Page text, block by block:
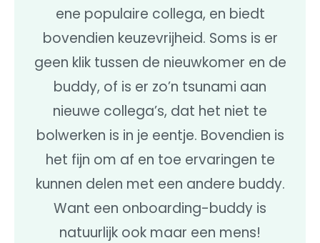
ene populaire collega, en biedt
bovendien keuzevrijheid. Soms is er
geen klik tussen de nieuwkomer en de
buddy, of is er zo’n tsunami aan
nieuwe collega’s, dat het niet te
bolwerken is in je eentje. Bovendien is
het fijn om af en toe ervaringen te
kunnen delen met een andere buddy.
Want een onboarding-buddy is
natuurlijk ook maar een mens!